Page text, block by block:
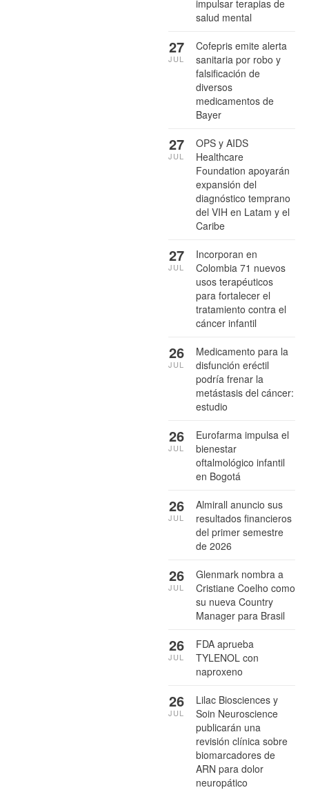
impulsar terapias de
salud mental
Cofepris emite alerta
sanitaria por robo y
falsificación de
diversos
medicamentos de
Bayer
27
JUL
OPS y AIDS
Healthcare
Foundation apoyarán
expansión del
diagnóstico temprano
del VIH en Latam y el
Caribe
27
JUL
Incorporan en
Colombia 71 nuevos
usos terapéuticos
para fortalecer el
tratamiento contra el
cáncer infantil
27
JUL
Medicamento para la
disfunción eréctil
podría frenar la
metástasis del cáncer:
estudio
26
JUL
Eurofarma impulsa el
bienestar
oftalmológico infantil
en Bogotá
26
JUL
Almirall anuncio sus
resultados financieros
del primer semestre
de 2026
26
JUL
Glenmark nombra a
Cristiane Coelho como
su nueva Country
Manager para Brasil
26
JUL
FDA aprueba
TYLENOL con
naproxeno
26
JUL
Lilac Biosciences y
Soin Neuroscience
publicarán una
revisión clínica sobre
biomarcadores de
ARN para dolor
neuropático
26
JUL